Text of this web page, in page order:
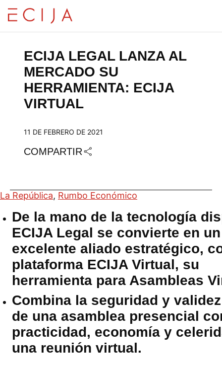
ECIJA LEGAL LANZA AL
MERCADO SU
HERRAMIENTA: ECIJA
VIRTUAL
11 DE FEBRERO DE 2021
COMPARTIR
La República, Rumbo Económico
De la mano de la tecnología
ECIJA Legal se convierte en un
excelente aliado estratégico,
plataforma ECIJA Virtual, su
herramienta para Asambleas
Combina la seguridad y
de una asamblea presencial
practicidad, economía y
una reunión virtual.